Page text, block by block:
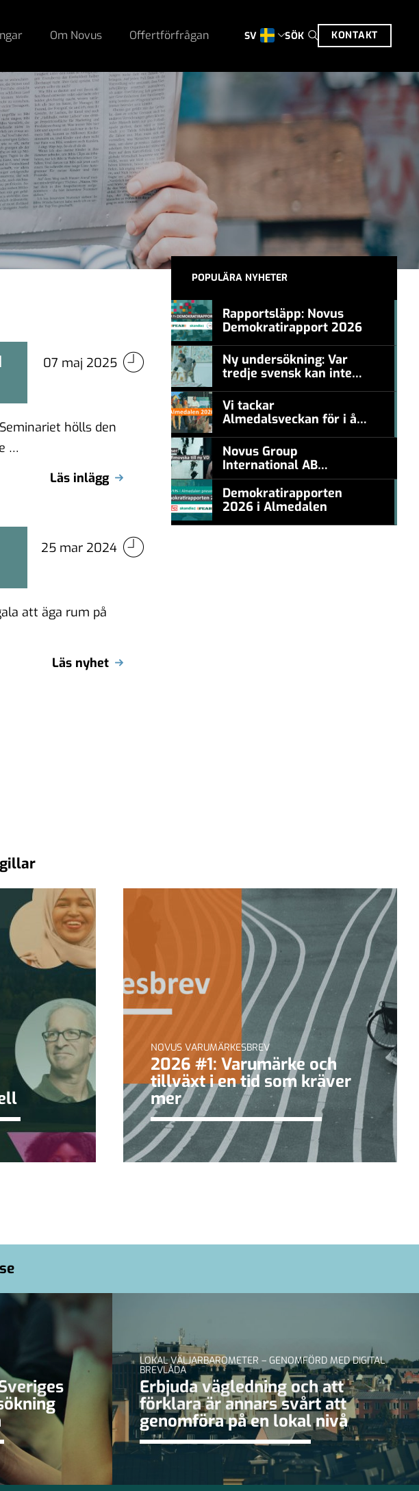
Om Novus Offertförfrågan SV SÖK KONTAKT
07 maj 2025
hölls den
…
Läs inlägg
25 mar 2024
att äga rum på
Läs nyhet
POPULÄRA NYHETER
Rapportsläpp: Novus
Demokratirapport 2026
Ny undersökning: Var
tredje svensk kan inte
konstnär
#457a7b
Vi tackar
Almedalsveckan för i år!
Novus Group
International AB
appoints Ana
Serafimovska as new
CEO
Demokratirapporten
2026 i Almedalen
NOVUS VARUMÄRKESBREV
2026 #1: Varumärke och
tillväxt i en tid som kräver
mer
LOKAL VÄLJARBAROMETER – GENOMFÖRD MED DIGITAL
BREVLÅDA
Erbjuda vägledning och att
förklara är annars svårt att
genomföra på en lokal nivå